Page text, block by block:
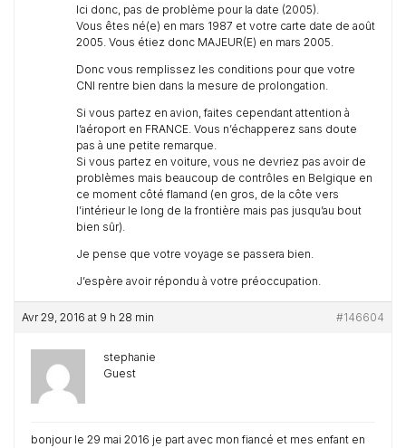
Ici donc, pas de problème pour la date (2005).
Vous êtes né(e) en mars 1987 et votre carte date de août
2005. Vous étiez donc MAJEUR(E) en mars 2005.
Donc vous remplissez les conditions pour que votre
CNI rentre bien dans la mesure de prolongation.
Si vous partez en avion, faites cependant attention à
l’aéroport en FRANCE. Vous n’échapperez sans doute
pas à une petite remarque.
Si vous partez en voiture, vous ne devriez pas avoir de
problèmes mais beaucoup de contrôles en Belgique en
ce moment côté flamand (en gros, de la côte vers
l’intérieur le long de la frontière mais pas jusqu’au bout
bien sûr).
Je pense que votre voyage se passera bien.
J’espère avoir répondu à votre préoccupation.
Avr 29, 2016 at 9 h 28 min #146604
stephanie
Guest
bonjour le 29 mai 2016 je part avec mon fiancé et mes enfant en